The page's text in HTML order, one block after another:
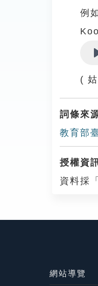
例
(
詞條來
教育部
授權資
資料採「
網站導覽